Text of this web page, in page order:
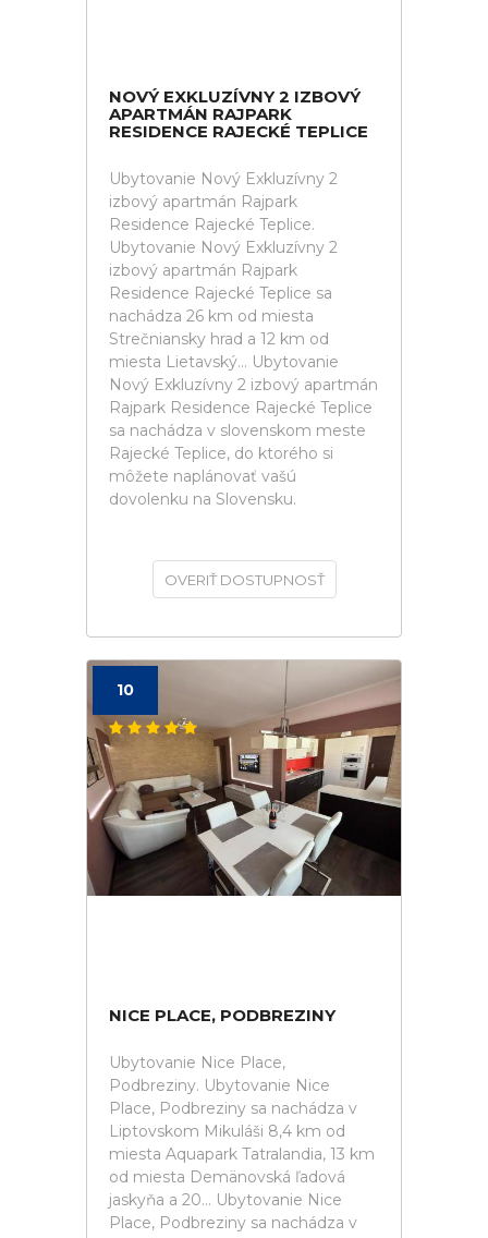
NOVÝ EXKLUZÍVNY 2 IZBOVÝ
APARTMÁN RAJPARK
RESIDENCE RAJECKÉ TEPLICE
Ubytovanie Nový Exkluzívny 2
izbový apartmán Rajpark
Residence Rajecké Teplice.
Ubytovanie Nový Exkluzívny 2
izbový apartmán Rajpark
Residence Rajecké Teplice sa
nachádza 26 km od miesta
Strečniansky hrad a 12 km od
miesta Lietavský... Ubytovanie
Nový Exkluzívny 2 izbový apartmán
Rajpark Residence Rajecké Teplice
sa nachádza v slovenskom meste
Rajecké Teplice, do ktorého si
môžete naplánovať vašú
dovolenku na Slovensku.
OVERIŤ DOSTUPNOSŤ
10
NICE PLACE, PODBREZINY
Ubytovanie Nice Place,
Podbreziny. Ubytovanie Nice
Place, Podbreziny sa nachádza v
Liptovskom Mikuláši 8,4 km od
miesta Aquapark Tatralandia, 13 km
od miesta Demänovská ľadová
jaskyňa a 20... Ubytovanie Nice
Place, Podbreziny sa nachádza v